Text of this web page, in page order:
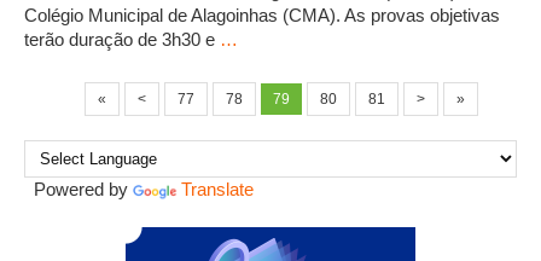
Colégio Municipal de Alagoinhas (CMA). As provas objetivas
terão duração de 3h30 e …
« < 77 78 79 80 81 > »
Powered by Translate